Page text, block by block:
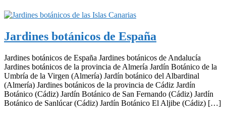
Jardines botánicos de España
Jardines botánicos de España Jardines botánicos de Andalucía‎
Jardines botánicos de la provincia de Almería‎ Jardín Botánico de la
Umbría de la Virgen (Almería) Jardín botánico del Albardinal
(Almería) Jardines botánicos de la provincia de Cádiz Jardín
Botánico (Cádiz) Jardín Botánico de San Fernando (Cádiz) Jardín
Botánico de Sanlúcar (Cádiz) Jardín Botánico El Aljibe (Cádiz) […]